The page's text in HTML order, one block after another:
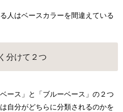
人はベースカラーを間違えている
分けて２つ
ース」と「ブルーベース」の２つ
自分がどちらに分類されるのかを